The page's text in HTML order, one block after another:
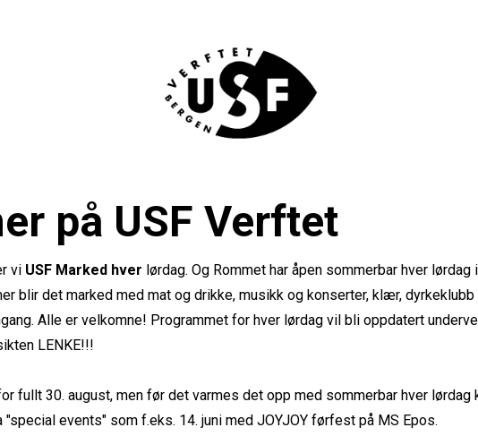
på USF Verftet
vi USF Marked hver lørdag. Og Rommet har åpen sommerbar hver lørdag
blir det marked med mat og drikke, musikk og konserter, klær, dyrkeklubb
Alle er velkomne! Programmet for hver lørdag vil bli oppdatert
LENKE!!!
fullt 30. august, men før det varmes det opp med sommerbar hver lørdag
"special events" som f.eks. 14. juni med JOYJOY førfest på MS Epos.